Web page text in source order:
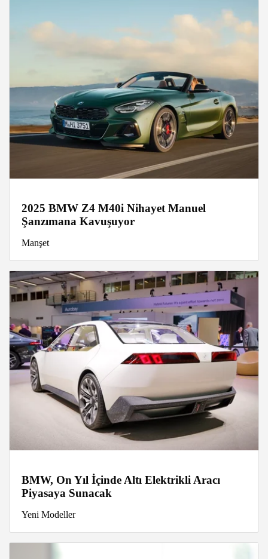
2025 BMW Z4 M40i Nihayet Manuel
Şanzımana Kavuşuyor
Manşet
BMW, On Yıl İçinde Altı Elektrikli Aracı
Piyasaya Sunacak
Yeni Modeller